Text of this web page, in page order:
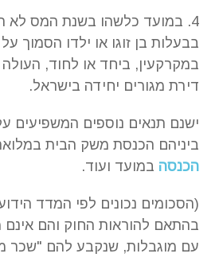
4. במועד כלשהו בשנת המס לא
בבעלות בן זוגו או ילדו הסמוך
דירת מגורים יחידה בישראל.
ישנם תנאים נוספים המשפיעים
ביניהם הכנסת משק הבית
הכנסה במועד ועוד.
בהתאם להוראות החוק והם אינם
עם מוגבלות, שנקבע להם "שכר